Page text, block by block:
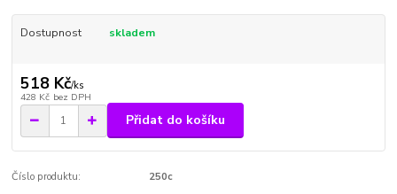
Dostupnost skladem
518 Kč/ks
428 Kč bez DPH
Přidat do košíku
Číslo produktu: 250c